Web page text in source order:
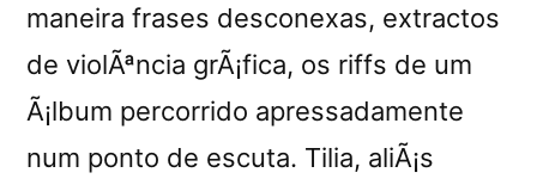
maneira frases desconexas, extractos
de violÃªncia grÃ¡fica, os riffs de um
Ã¡lbum percorrido apressadamente
num ponto de escuta. Tilia, aliÃ¡s